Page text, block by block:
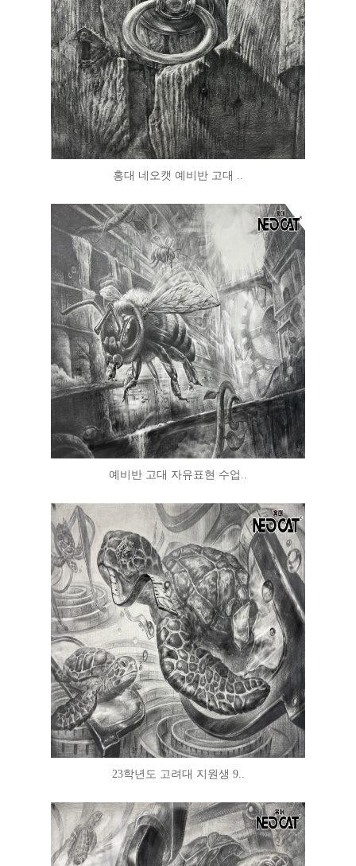
홍대 네오캣 예비반 고대 ..
예비반 고대 자유표현 수업..
23학년도 고려대 지원생 9..